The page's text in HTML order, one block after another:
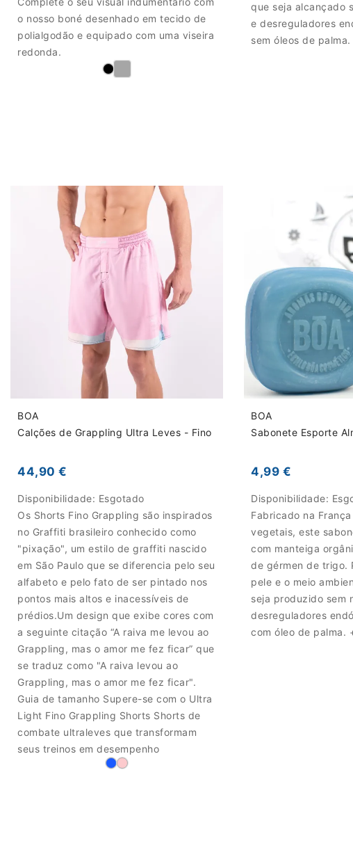
o nosso boné desenhado em tecido de
polialgodão e equipado com uma viseira
redonda.
que seja alcançado
e desreguladores
sem óleos de
BOA
Calções de Grappling Ultra Leves - Fino
44,90 €
Disponibilidade: Esgotado
Os Shorts Fino Grappling são inspirados
no Graffiti brasileiro conhecido como
"pixação", um estilo de graffiti nascido
em São Paulo que se diferencia pelo seu
alfabeto e pelo fato de ser pintado nos
pontos mais altos e inacessíveis de
prédios.Um design que exibe cores com
a seguinte citação “A raiva me levou ao
Grappling, mas o amor me fez ficar” que
se traduz como "A raiva levou ao
Grappling, mas o amor me fez ficar".
Guia de tamanho Supere-se com o Ultra
Light Fino Grappling Shorts Shorts de
combate ultraleves que transformam
seus treinos em desempenho
BOA
Sabonete Esporte
4,99 €
Disponibilidade:
Fabricado na
vegetais, este
com manteiga
de gérmen de trigo.
pele e o meio
seja produzido sem
desreguladores
com óleo de palma.